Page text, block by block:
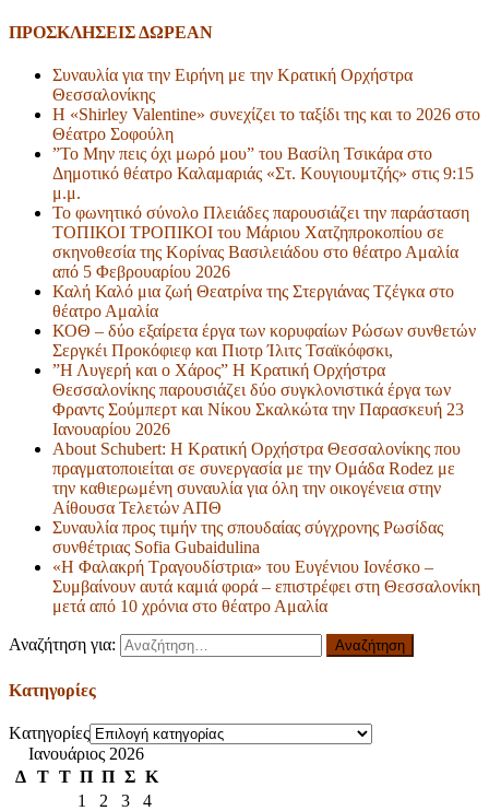
ΠΡΟΣΚΛΗΣΕΙΣ ΔΩΡΕΑΝ
Συναυλία για την Ειρήνη με την Κρατική Ορχήστρα
Θεσσαλονίκης
Η «Shirley Valentine» συνεχίζει το ταξίδι της και το 2026 στο
Θέατρο Σοφούλη
”Το Μην πεις όχι μωρό μου” του Βασίλη Τσικάρα στο
Δημοτικό θέατρο Καλαμαριάς «Στ. Κουγιουμτζής» στις 9:15
μ.μ.
Το φωνητικό σύνολο Πλειάδες παρουσιάζει την παράσταση
ΤΟΠΙΚΟΙ ΤΡΟΠΙΚΟΙ του Μάριου Χατζηπροκοπίου σε
σκηνοθεσία της Κορίνας Βασιλειάδου στο θέατρο Αμαλία
από 5 Φεβρουαρίου 2026
Καλή Καλό μια ζωή Θεατρίνα της Στεργιάνας Τζέγκα στο
θέατρο Αμαλία
ΚΟΘ – δύο εξαίρετα έργα των κορυφαίων Ρώσων συνθετών
Σεργκέι Προκόφιεφ και Πιοτρ Ίλιτς Τσαϊκόφσκι,
”Η Λυγερή και ο Χάρος” Η Κρατική Ορχήστρα
Θεσσαλονίκης παρουσιάζει δύο συγκλονιστικά έργα των
Φραντς Σούμπερτ και Νίκου Σκαλκώτα την Παρασκευή 23
Ιανουαρίου 2026
About Schubert: Η Κρατική Ορχήστρα Θεσσαλονίκης που
πραγματοποιείται σε συνεργασία με την Ομάδα Rodez με
την καθιερωμένη συναυλία για όλη την οικογένεια στην
Αίθουσα Τελετών ΑΠΘ
Συναυλία προς τιμήν της σπουδαίας σύγχρονης Ρωσίδας
συνθέτριας Sofia Gubaidulina
«Η Φαλακρή Τραγουδίστρια» του Ευγένιου Ιονέσκο –
Συμβαίνουν αυτά καμιά φορά – επιστρέφει στη Θεσσαλονίκη
μετά από 10 χρόνια στο θέατρο Αμαλία
Αναζήτηση για:
Kατηγορίες
Kατηγορίες
Ιανουάριος 2026
Δ Τ Τ Π Π Σ Κ
1
2 3
4